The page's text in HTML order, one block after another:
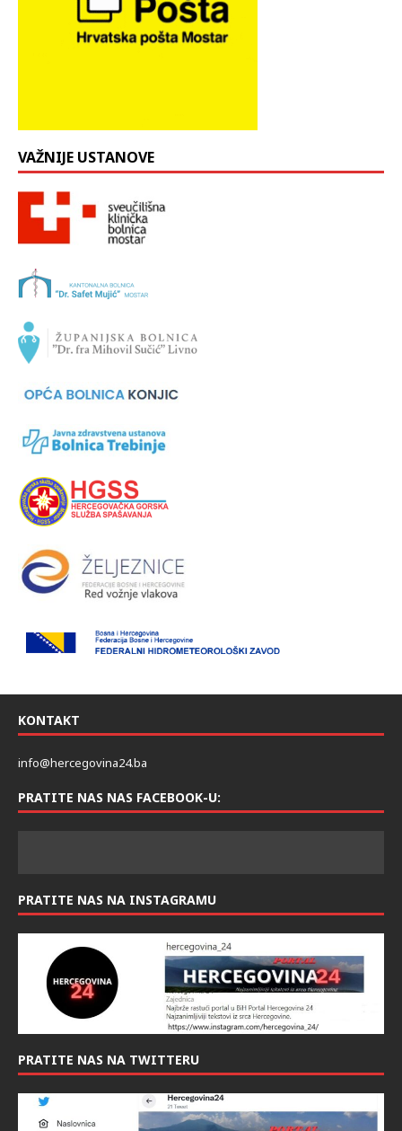
VAŽNIJE USTANOVE
KONTAKT
info@hercegovina24.ba
PRATITE NAS NAS FACEBOOK-U:
PRATITE NAS NA INSTAGRAMU
PRATITE NAS NA TWITTERU